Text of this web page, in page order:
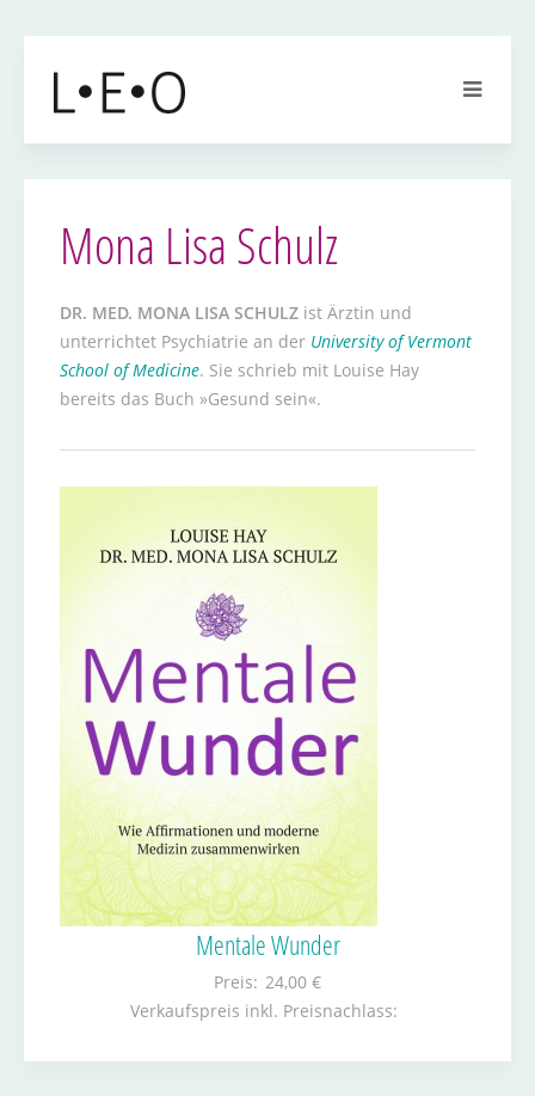
Mona Lisa Schulz
DR. MED. MONA LISA SCHULZ ist Ärztin und
unterrichtet Psychiatrie an der University of Vermont
School of Medicine. Sie schrieb mit Louise Hay
bereits das Buch »Gesund sein«.
Mentale Wunder
Preis: 24,00 €
Verkaufspreis inkl. Preisnachlass: